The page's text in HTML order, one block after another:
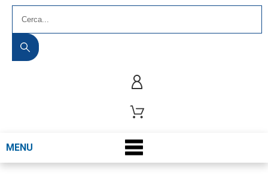
MENU